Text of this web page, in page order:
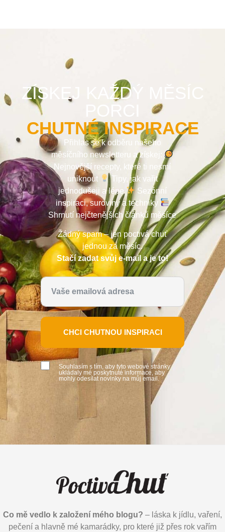
ZÍSKEJ KAŽDÝ MĚSÍC
CHUTNÉ INSPIRACE
Přihlas se k odběru našeho
měsíčního newsletteru a získej:
Nejnovější recepty, které ti nesmí
uniknout
Tipy, jak vařit
jednodušeji a lépe
Sezónní
inspiraci, suroviny a techniky
Shrnutí nejčtenějších článků měsíce
Žádný spam – jen poctivá chuť
jednou za měsíc.
Stačí zadat svůj e-mail a je to!
CHCI CHUTNOU INSPIRACI
Souhlasím s tím, aby tyto webové stránky
ukládaly mé poskytnuté informace, aby
mohly odesílat novinky na můj email.
Co mě vedlo k založení mého blogu? – láska k jídlu, vaření,
pečení a hlavně mé kamarádky, pro které již přes rok vařím